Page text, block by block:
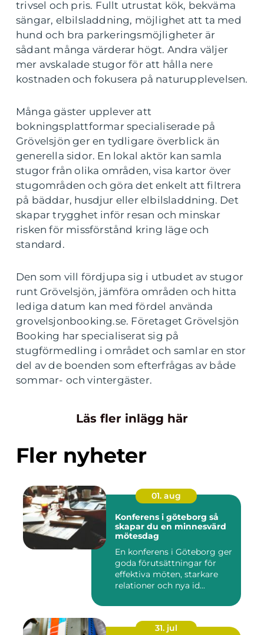
trivsel och pris. Fullt utrustat kök, bekväma
sängar, elbilsladdning, möjlighet att ta med
hund och bra parkeringsmöjligheter är
sådant många värderar högt. Andra väljer
mer avskalade stugor för att hålla nere
kostnaden och fokusera på naturupplevelsen.
Många gäster upplever att
bokningsplattformar specialiserade på
Grövelsjön ger en tydligare överblick än
generella sidor. En lokal aktör kan samla
stugor från olika områden, visa kartor över
stugområden och göra det enkelt att filtrera
på bäddar, husdjur eller elbilsladdning. Det
skapar trygghet inför resan och minskar
risken för missförstånd kring läge och
standard.
Den som vill fördjupa sig i utbudet av stugor
runt Grövelsjön, jämföra områden och hitta
lediga datum kan med fördel använda
grovelsjonbooking.se. Företaget Grövelsjön
Booking har specialiserat sig på
stugförmedling i området och samlar en stor
del av de boenden som efterfrågas av både
sommar- och vintergäster.
Läs fler inlägg här
Fler nyheter
01. aug
Konferens i göteborg så
skapar du en minnesvärd
mötesdag
En konferens i Göteborg ger
goda förutsättningar för
effektiva möten, starkare
relationer och nya id...
31. jul